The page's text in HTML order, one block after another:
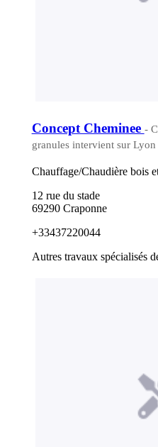
Concept Cheminee -
granules intervient sur Lyon
Chauffage/Chaudière bois
12 rue du stade
69290 Craponne
+33437220044
Autres travaux spécialisés